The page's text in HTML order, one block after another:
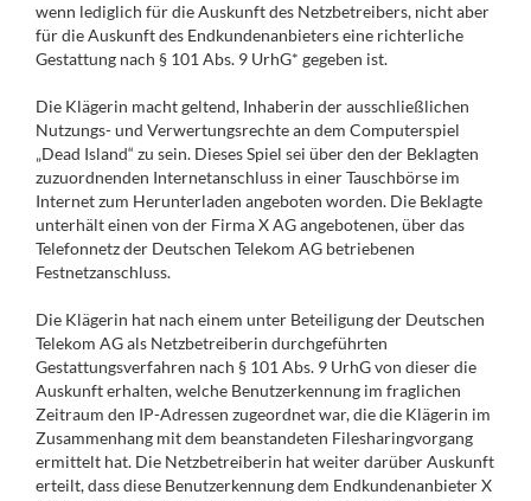
wenn lediglich für die Auskunft des Netzbetreibers, nicht aber
für die Auskunft des Endkundenanbieters eine richterliche
Gestattung nach § 101 Abs. 9 UrhG* gegeben ist.
Die Klägerin macht geltend, Inhaberin der ausschließlichen
Nutzungs- und Verwertungsrechte an dem Computerspiel
„Dead Island“ zu sein. Dieses Spiel sei über den der Beklagten
zuzuordnenden Internetanschluss in einer Tauschbörse im
Internet zum Herunterladen angeboten worden. Die Beklagte
unterhält einen von der Firma X AG angebotenen, über das
Telefonnetz der Deutschen Telekom AG betriebenen
Festnetzanschluss.
Die Klägerin hat nach einem unter Beteiligung der Deutschen
Telekom AG als Netzbetreiberin durchgeführten
Gestattungsverfahren nach § 101 Abs. 9 UrhG von dieser die
Auskunft erhalten, welche Benutzerkennung im fraglichen
Zeitraum den IP-Adressen zugeordnet war, die die Klägerin im
Zusammenhang mit dem beanstandeten Filesharingvorgang
ermittelt hat. Die Netzbetreiberin hat weiter darüber Auskunft
erteilt, dass diese Benutzerkennung dem Endkundenanbieter X